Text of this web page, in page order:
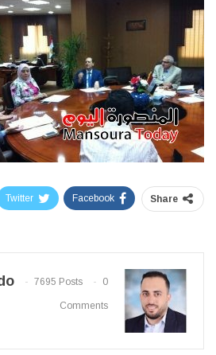
Share
Facebook
Twitter
7695 Posts 0
Comments